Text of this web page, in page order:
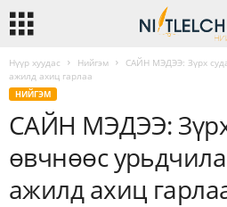
Нүүр хуудас Нийгэм
САЙН МЭДЭЭ: Зүрх
ажилд ахиц гарлаа
НИЙГЭМ
САЙН МЭДЭЭ:
өвчнөөс
ажилд ахиц